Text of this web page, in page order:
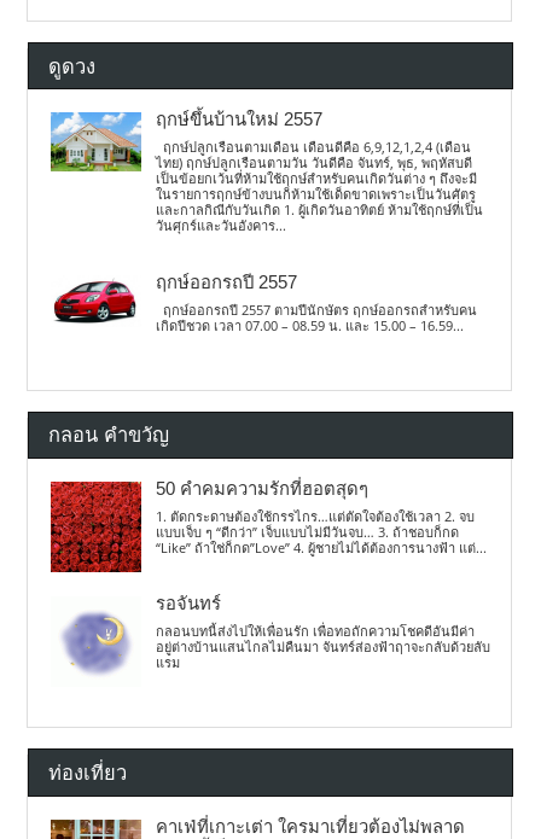
ดูดวง
ฤกษ์ขึ้นบ้านใหม่ 2557
ฤกษ์ปลูกเรือนตามเดือน เดือนดีคือ 6,9,12,1,2,4 (เดือน
ไทย) ฤกษ์ปลูกเรือนตามวัน วันดีคือ จันทร์, พุธ, พฤหัสบดี
เป็นข้อยกเว้นที่ห้ามใช้ฤกษ์สำหรับคนเกิดวันต่าง ๆ ถึงจะมี
ในรายการฤกษ์ข้างบนก็ห้ามใช้เด็ดขาดเพราะเป็นวันศัตรู
และกาลกิณีกับวันเกิด 1. ผู้เกิดวันอาทิตย์ ห้ามใช้ฤกษ์ที่เป็น
วันศุกร์และวันอังคาร...
ฤกษ์ออกรถปี 2557
ฤกษ์ออกรถปี 2557 ตามปีนักษัตร ฤกษ์ออกรถสำหรับคน
เกิดปีชวด เวลา 07.00 – 08.59 น. และ 15.00 – 16.59...
กลอน คำขวัญ
50 คำคมความรักที่ฮอตสุดๆ
1. ตัดกระดาษต้องใช้กรรไกร…แต่ตัดใจต้องใช้เวลา 2. จบ
แบบเจ็บ ๆ “ดีกว่า” เจ็บแบบไม่มีวันจบ… 3. ถ้าชอบก็กด
“Like” ถ้าใช่ก็กด”Love” 4. ผู้ชายไม่ได้ต้องการนางฟ้า แต่...
รอจันทร์
กลอนบทนี้ส่งไปให้เพื่อนรัก เพื่อทอถักความโชคดีอันมีค่า
อยู่ต่างบ้านแสนไกลไม่คืนมา จันทร์ส่องฟ้าฤาจะกลับด้วยลับ
แรม
ท่องเที่ยว
คาเฟ่ที่เกาะเต่า ใครมาเที่ยวต้องไม่พลาด